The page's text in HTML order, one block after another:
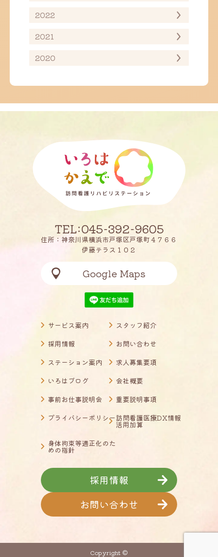
2022
2021
2020
TEL:045-392-9605
住所：神奈川県横浜市戸塚区戸塚町４７６６
伊藤テラス１０２
Google Maps
サービス案内
スタッフ紹介
採用情報
お問い合わせ
ステーション案内
求人募集要項
いろはブログ
会社概要
事前お仕事説明会
重要説明事項
プライバシーポリシー訪問看護医療DX情報
活用加算
身体拘束等適正化のた
めの指針
採用情報
お問い合わせ
Copyright ©